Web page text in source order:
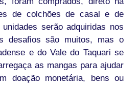
de colchões de casal e de
serão adquiridas nos
desafios são muitos, mas o
e do Vale do Taquari se
as mangas para ajudar
doação monetária, bens ou